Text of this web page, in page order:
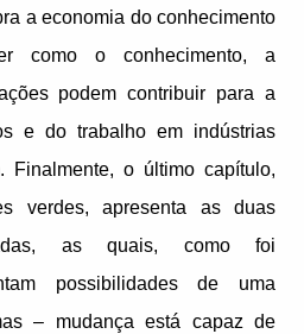
a economia do conhecimento
como o conhecimento, a
podem contribuir para a
e do trabalho em indústrias
Finalmente, o último capítulo,
verdes, apresenta as duas
as quais, como foi
possibilidades de uma
– mudança está capaz de